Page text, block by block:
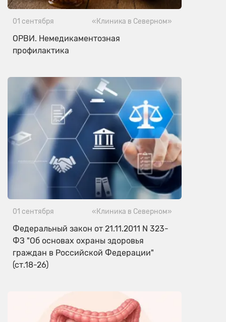
01 сентября «Клиника в Северном»
ОРВИ. Немедикаментозная
профилактика
01 сентября «Клиника в Северном»
Федеральный закон от 21.11.2011 N 323-
ФЗ "Об основах охраны здоровья
граждан в Российской Федерации"
(ст.18-26)